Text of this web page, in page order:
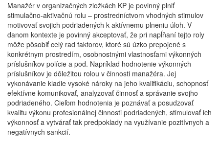
Manažér v organizačných zložkách KP je povinný plniť
stimulačno-aktivačnú rolu – prostredníctvom vhodných stimulov
motivovať svojich podriadených k aktívnemu plneniu úloh. V
danom kontexte je povinný akceptovať, že pri napĺňaní tejto roly
môže pôsobiť celý rad faktorov, ktoré sú úzko prepojené s
konkrétnym prostredím, osobnostnými vlastnosťami výkonných
príslušníkov polície a pod. Napríklad hodnotenie výkonných
príslušníkov je dôležitou rolou v činnosti manažéra. Jej
vykonávanie kladie vysoké nároky na jeho kvalifikáciu, schopnosť
efektívne komunikovať, analyzovať činnosť a správanie svojho
podriadeného. Cieľom hodnotenia je poznávať a posudzovať
kvalitu výkonu profesionálnej činnosti podriadených, stimulovať ich
výkonnosť a vytvárať tak predpoklady na využívanie pozitívnych a
negatívnych sankcií.